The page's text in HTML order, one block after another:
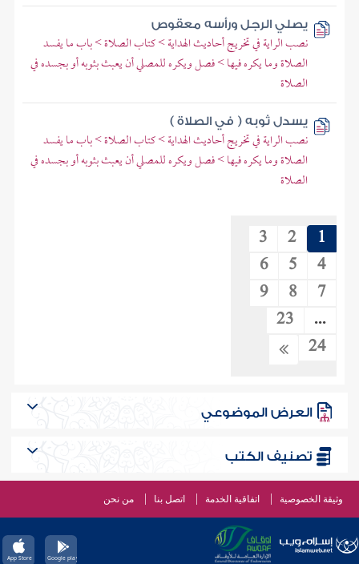
يصلي الرجل ورأسه معقوص
نصب الراية في تخريج أحاديث الهداية > كتاب الصلاة > باب ما يفسد
الصلاة وما يكره فيها > فصل ويكره للمصلي أن يعبث بثوبه أو بجسده في
الصلاة
يسدل ثوبه ( في الصلاة )
نصب الراية في تخريج أحاديث الهداية > كتاب الصلاة > باب ما يفسد
الصلاة وما يكره فيها > فصل ويكره للمصلي أن يعبث بثوبه أو بجسده في
الصلاة
1
2
3
4
5
6
7
8
9
...
23
24
العرض الموضوعي
تصنيف الكتب
وثيقة الخصوصية اتفاقية الخدمة اتصل بنا من نحن